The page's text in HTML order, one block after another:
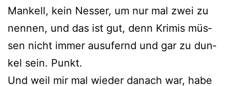
Mankell, kein Nesser, um nur mal zwei zu
nen­nen, und das ist gut, denn Krimis müs­
sen nicht immer aus­ufernd und gar zu dun­
kel sein. Punkt.
Und weil mir mal wie­der danach war, habe